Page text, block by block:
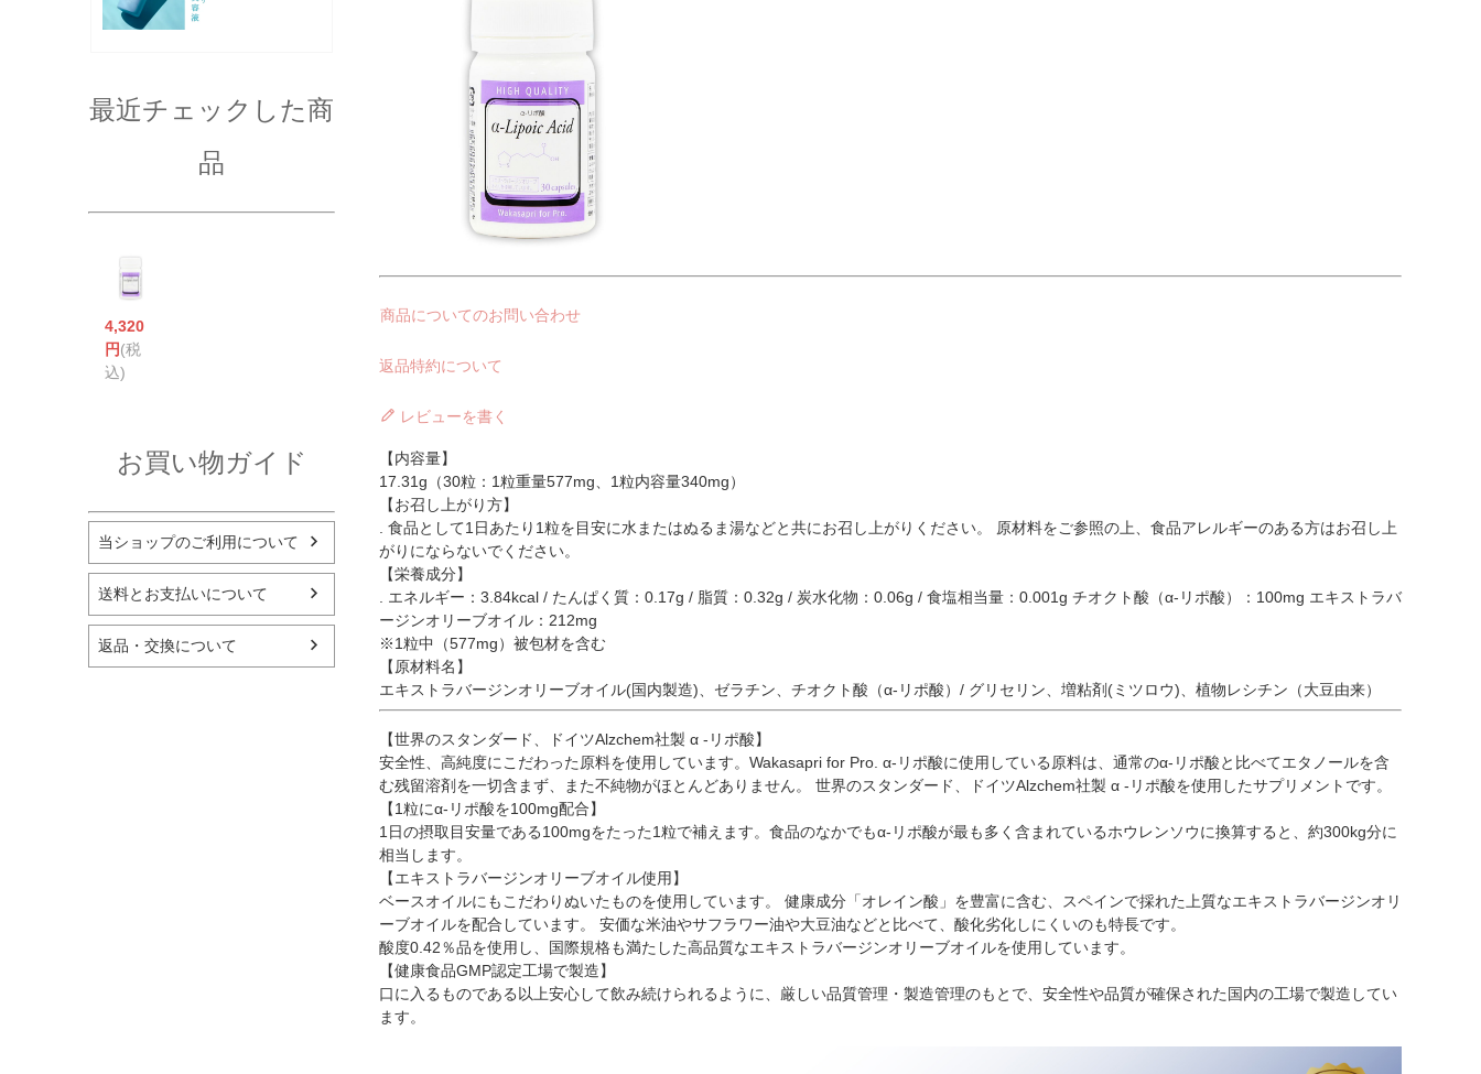
最近チェックした商
品
4,320
円(税
込)
お買い物ガイド
当ショップのご利用について
送料とお支払いについて
返品・交換について
商品についてのお問い合わせ
返品特約について
レビューを書く
【内容量】
17.31g（30粒：1粒重量577mg、1粒内容量340mg）
【お召し上がり方】
. 食品として1日あたり1粒を目安に水またはぬるま湯などと共にお召し上がりください。 原材料をご参照の上、食品アレルギーのある方はお召し上
がりにならないでください。
【栄養成分】
. エネルギー：3.84kcal / たんぱく質：0.17g / 脂質：0.32g / 炭水化物：0.06g / 食塩相当量：0.001g チオクト酸（α-リポ酸）：100mg エキストラバ
ージンオリーブオイル：212mg
※1粒中（577mg）被包材を含む
【原材料名】
エキストラバージンオリーブオイル(国内製造)、ゼラチン、チオクト酸（α-リポ酸）/ グリセリン、増粘剤(ミツロウ)、植物レシチン（大豆由来）
【世界のスタンダード、ドイツAlzchem社製 α -リポ酸】
安全性、高純度にこだわった原料を使用しています。Wakasapri for Pro. α-リポ酸に使用している原料は、通常のα-リポ酸と比べてエタノールを含
む残留溶剤を一切含まず、また不純物がほとんどありません。 世界のスタンダード、ドイツAlzchem社製 α -リポ酸を使用したサプリメントです。
【1粒にα-リポ酸を100mg配合】
1日の摂取目安量である100mgをたった1粒で補えます。食品のなかでもα-リポ酸が最も多く含まれているホウレンソウに換算すると、約300kg分に
相当します。
【エキストラバージンオリーブオイル使用】
ベースオイルにもこだわりぬいたものを使用しています。 健康成分「オレイン酸」を豊富に含む、スペインで採れた上質なエキストラバージンオリ
ーブオイルを配合しています。 安価な米油やサフラワー油や大豆油などと比べて、酸化劣化しにくいのも特長です。
酸度0.42％品を使用し、国際規格も満たした高品質なエキストラバージンオリーブオイルを使用しています。
【健康食品GMP認定工場で製造】
口に入るものである以上安心して飲み続けられるように、厳しい品質管理・製造管理のもとで、安全性や品質が確保された国内の工場で製造してい
ます。